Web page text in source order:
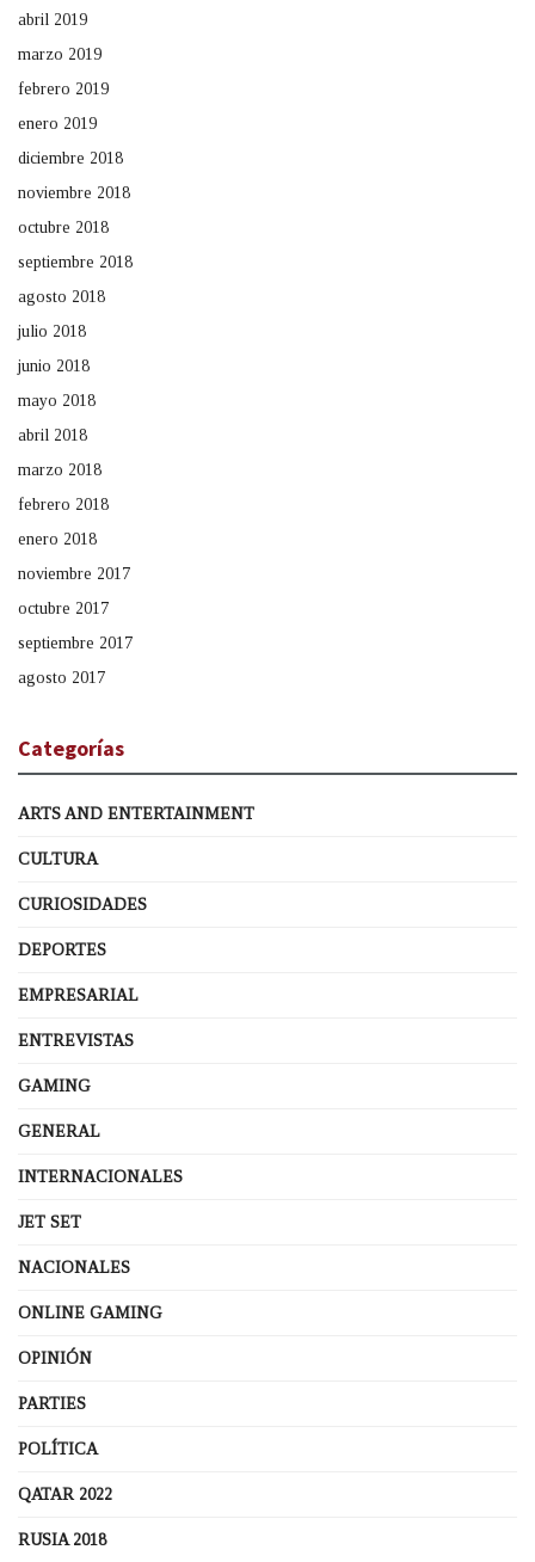
abril 2019
marzo 2019
febrero 2019
enero 2019
diciembre 2018
noviembre 2018
octubre 2018
septiembre 2018
agosto 2018
julio 2018
junio 2018
mayo 2018
abril 2018
marzo 2018
febrero 2018
enero 2018
noviembre 2017
octubre 2017
septiembre 2017
agosto 2017
Categorías
ARTS AND ENTERTAINMENT
CULTURA
CURIOSIDADES
DEPORTES
EMPRESARIAL
ENTREVISTAS
GAMING
GENERAL
INTERNACIONALES
JET SET
NACIONALES
ONLINE GAMING
OPINIÓN
PARTIES
POLÍTICA
QATAR 2022
RUSIA 2018